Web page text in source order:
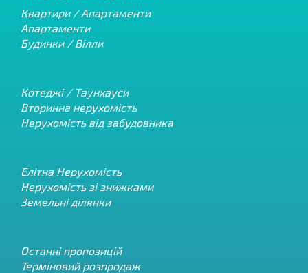
Квартири / Апартаменти
Апартаменти
Будинки / Вілли
Котеджі / Таунхауси
Вторинна нерухомість
Нерухомість від забудовника
Елітна Нерухомість
Нерухомість зі знижками
Земельні ділянки
Останні пропозицій
Терміновий розпродаж